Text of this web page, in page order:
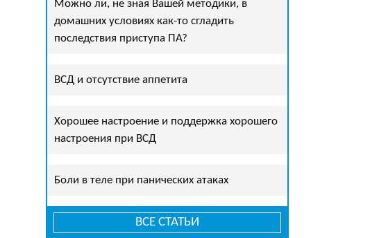
Можно ли, не зная Вашей методики, в
домашних условиях как-то сгладить
последствия приступа ПА?
ВСД и отсутствие аппетита
Хорошее настроение и поддержка хорошего
настроения при ВСД
Боли в теле при панических атаках
ВСЕ СТАТЬИ